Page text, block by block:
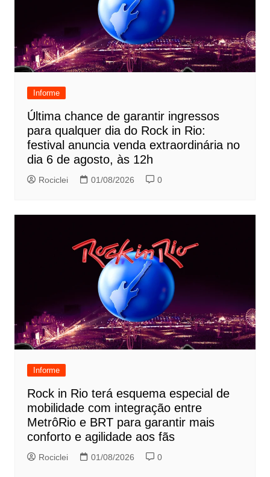
Informe
Última chance de garantir ingressos
para qualquer dia do Rock in Rio:
festival anuncia venda extraordinária no
dia 6 de agosto, às 12h
Rociclei 01/08/2026 0
Informe
Rock in Rio terá esquema especial de
mobilidade com integração entre
MetrôRio e BRT para garantir mais
conforto e agilidade aos fãs
Rociclei 01/08/2026 0